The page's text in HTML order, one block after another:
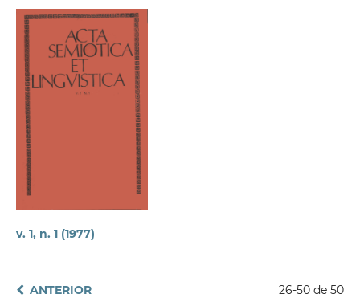
v. 1, n. 1 (1977)
ANTERIOR 26-50 de 50